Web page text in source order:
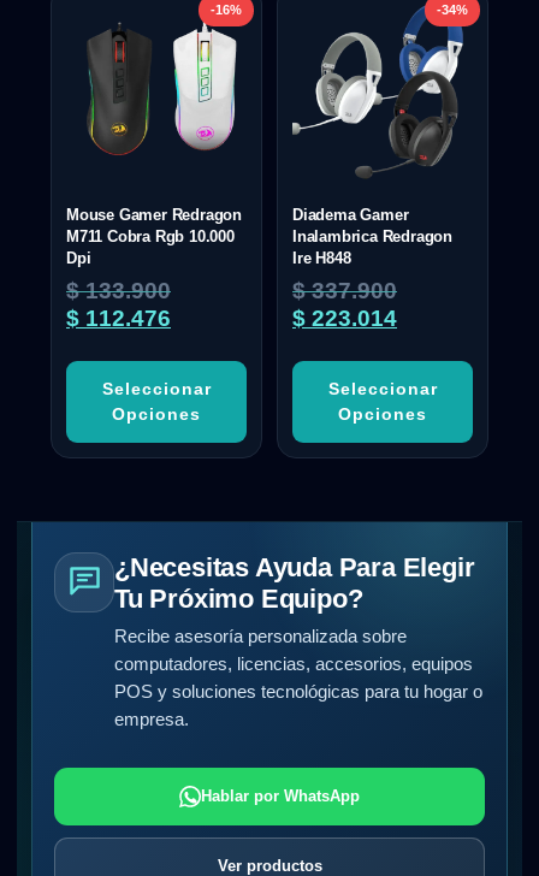
-16%
Mouse Gamer Redragon
M711 Cobra Rgb 10.000
Dpi
$133.900
$ 112.476
Seleccionar
Opciones
-34%
Diadema Gamer
Inalambrica Redragon
Ire H848
$337.900
$ 223.014
Seleccionar
Opciones
¿Necesitas Ayuda Para Elegir
Tu Próximo Equipo?
Recibe asesoría personalizada sobre
computadores, licencias, accesorios, equipos
POS y soluciones tecnológicas para tu hogar o
empresa.
Hablar por WhatsApp
Ver productos